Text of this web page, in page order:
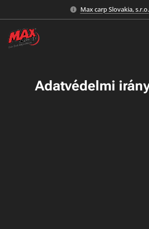
Max carp Slovakia, s.r.o.
Adatvédelmi